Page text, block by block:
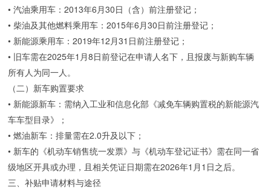
• 汽油乘用车：2013年6月30日（含）前注册登记；
• 柴油及其他燃料乘用车：2015年6月30日前注册登记；
• 新能源乘用车：2019年12月31日前注册登记；
• 旧车需在2025年1月8日前登记在申请人名下，且报废与新购车辆
所有人为同一人。
（二）新车购置要求
• 新能源新车：需纳入工业和信息化部《减免车辆购置税的新能源汽
车车型目录》；
• 燃油新车：排量需在2.0升及以下；
• 新车的《机动车销售统一发票》与《机动车登记证书》需在同一省
级地区开具或办理，且相关凭证日期需在2026年1月1日之后。
三、补贴申请材料与途径